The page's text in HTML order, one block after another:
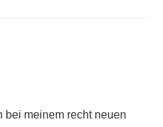
bei meinem recht neuen